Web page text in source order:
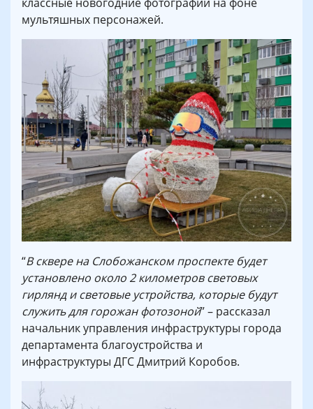
мультяшных персонажей.
“В сквере на Слобожанском проспекте будет
установлено около 2 километров световых
гирлянд и световые устройства, которые будут
служить для горожан фотозоной” – рассказал
начальник управления инфраструктуры города
департамента благоустройства и
инфраструктуры ДГС Дмитрий Коробов.